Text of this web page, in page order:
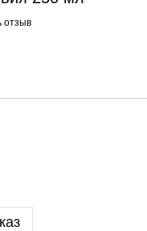
отзыв